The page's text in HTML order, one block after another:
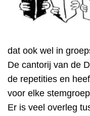
dat ook wel in
De cantorij van de
de repetities en
voor elke
Er is veel overleg